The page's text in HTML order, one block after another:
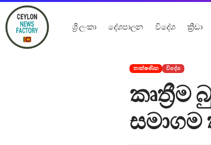
ශ්‍රී ලංකා දේශපාලන විදේශ ක්‍රීඩා
තාක්ෂණික විදේශ
කෘත්‍රීම